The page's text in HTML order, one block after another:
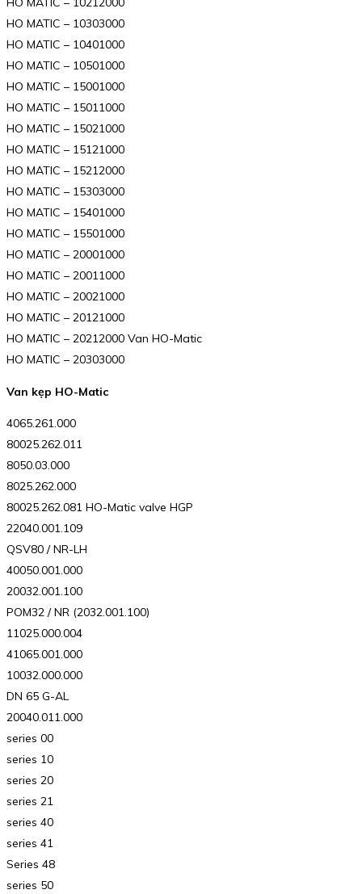
HO MATIC – 10303000
HO MATIC – 10401000
HO MATIC – 10501000
HO MATIC – 15001000
HO MATIC – 15011000
HO MATIC – 15021000
HO MATIC – 15121000
HO MATIC – 15212000
HO MATIC – 15303000
HO MATIC – 15401000
HO MATIC – 15501000
HO MATIC – 20001000
HO MATIC – 20011000
HO MATIC – 20021000
HO MATIC – 20121000
HO MATIC – 20212000 Van HO-Matic
HO MATIC – 20303000
Van kẹp HO-Matic
4065.261.000
80025.262.011
8050.03.000
8025.262.000
80025.262.081 HO-Matic valve HGP
22040.001.109
QSV80 / NR-LH
40050.001.000
20032.001.100
POM32 / NR (2032.001.100)
11025.000.004
41065.001.000
10032.000.000
DN 65 G-AL
20040.011.000
series 00
series 10
series 20
series 21
series 40
series 41
Series 48
series 50